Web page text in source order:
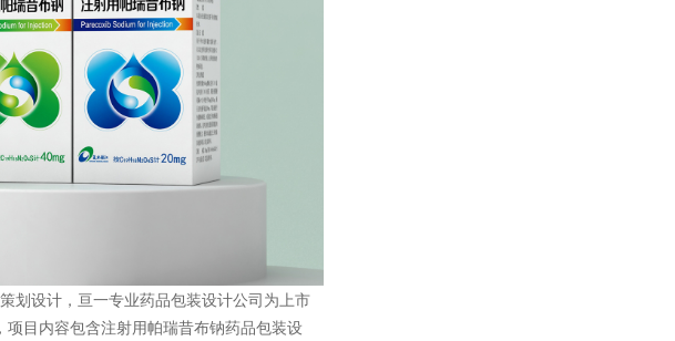
划设计，亘一专业药品包装设计公司为上市
项目内容包含注射用帕瑞昔布钠药品包装设